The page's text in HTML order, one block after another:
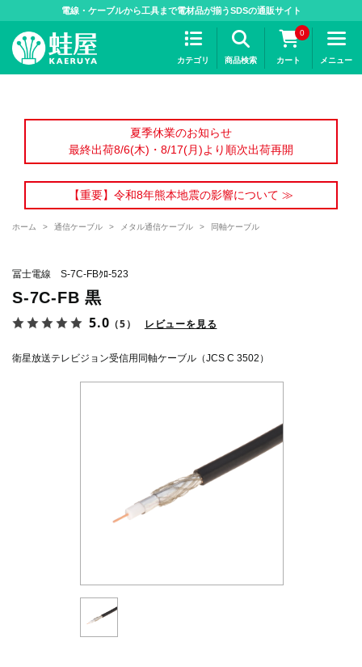
電線・ケーブルから工具まで電材品が揃うSDSの通販サイト
カテゴリ 商品検索
0
カート メニュー
夏季休業のお知らせ
最終出荷8/6(木)・8/17(月)より順次出荷再開
【重要】令和8年熊本地震の影響について ≫
ホーム > 通信ケーブル > メタル通信ケーブル > 同軸ケーブル
冨士電線 S-7C-FBｸﾛ-523
S-7C-FB 黒
5.0 （5） レビューを見る
衛星放送テレビジョン受信用同軸ケーブル（JCS C 3502）